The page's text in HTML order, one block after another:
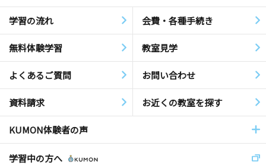
学習の流れ 会費・各種手続き
無料体験学習 教室見学
よくあるご質問 お問い合わせ
資料請求 お近くの教室を探す
KUMON体験者の声
学習中の方へ